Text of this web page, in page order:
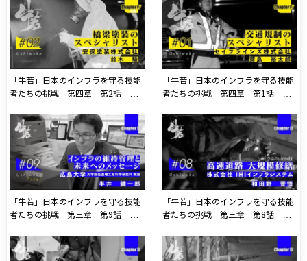
「牛若」日本のインフラを守る技能
者たちの挑戦 第四章 第2話 安
「牛若」日本のインフラを守る技能
者たちの挑戦 第四章 第1話 セ
「牛若」日本のインフラを守る技能
者たちの挑戦 第三章 第9話 広
教授
「牛若」日本のインフラを守る技能
者たちの挑戦 第三章 第8話 株